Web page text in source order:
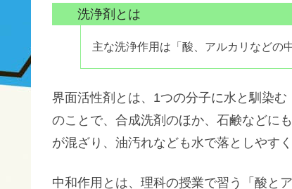
洗浄剤とは
主な洗浄作用は「酸、アルカリなどの
界面活性剤とは、1つの分子に水と馴染
のことで、合成洗剤のほか、石鹸などに
が混ざり、油汚れなども水で落としやすく
中和作用とは、理科の授業で習う「酸と